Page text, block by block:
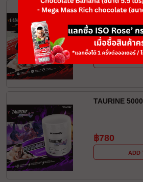
L-LEUCINE
฿868
TAURINE 5000
฿780
ADD